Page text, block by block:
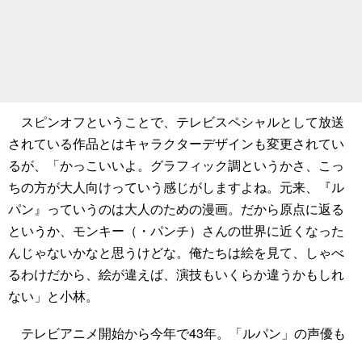
スピンオフということで、テレビスペシャルとして放送
されている作品とはキャラクターデザインも変更されてい
るが、「かっこいいよ。グラフィック調というかさ、こっ
ちの方が大人向けっていう感じがしますよね。元来、『ル
パン』っていうのは大人のための漫画。だから原点に返る
というか、モンキー（・パンチ）さんの世界に近くなった
んじゃないかなと思うけどな。俺たちは絵を見て、しゃべ
るわけだから、絵が違えば、演技もいくらか違うかもしれ
ない」と小林。
テレビアニメ開始から今年で43年。「ルパン」の声優も